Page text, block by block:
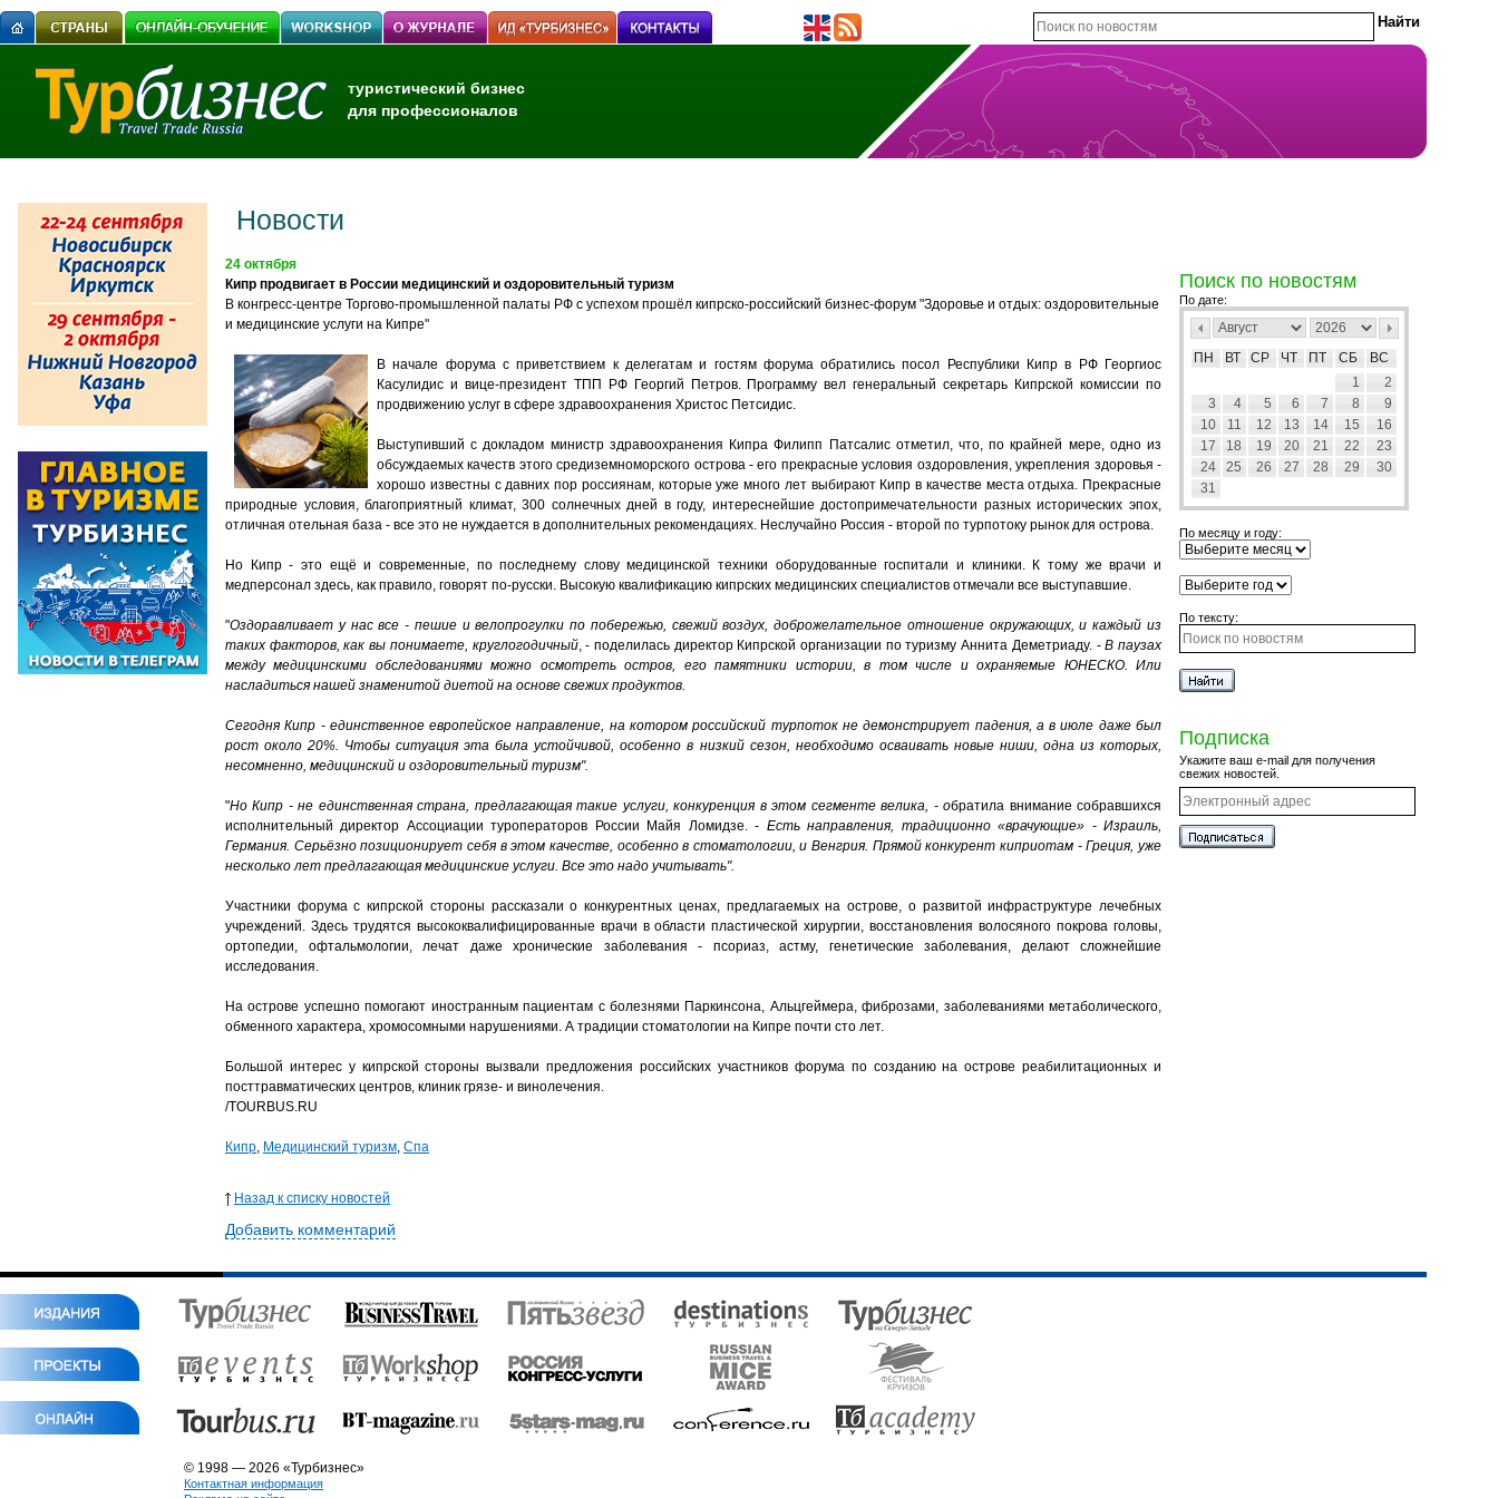
туристический бизнес
для профессионалов
Новости
24 октября
Кипр продвигает в России медицинский и оздоровительный туризм
В конгресс-центре Торгово-промышленной палаты РФ с успехом прошёл кипрско-российский бизнес-форум "Здоровье и отдых: оздоровительные
и медицинские услуги на Кипре"
В начале форума с приветствием к делегатам и гостям форума обратились посол Республики Кипр в РФ Георгиос
Касулидис и вице-президент ТПП РФ Георгий Петров. Программу вел генеральный секретарь Кипрской комиссии по
продвижению услуг в сфере здравоохранения Христос Петсидис.
Выступивший с докладом министр здравоохранения Кипра Филипп Патсалис отметил, что, по крайней мере, одно из
обсуждаемых качеств этого средиземноморского острова - его прекрасные условия оздоровления, укрепления здоровья -
хорошо известны с давних пор россиянам, которые уже много лет выбирают Кипр в качестве места отдыха. Прекрасные
природные условия, благоприятный климат, 300 солнечных дней в году, интереснейшие достопримечательности разных исторических эпох,
отличная отельная база - все это не нуждается в дополнительных рекомендациях. Неслучайно Россия - второй по турпотоку рынок для острова.
Но Кипр - это ещё и современные, по последнему слову медицинской техники оборудованные госпитали и клиники. К тому же врачи и
медперсонал здесь, как правило, говорят по-русски. Высокую квалификацию кипрских медицинских специалистов отмечали все выступавшие.
"Оздоравливает у нас все - пешие и велопрогулки по побережью, свежий воздух, доброжелательное отношение окружающих, и каждый из
таких факторов, как вы понимаете, круглогодичный, - поделилась директор Кипрской организации по туризму Аннита Деметриаду. -В паузах
между медицинскими обследованиями можно осмотреть остров, его памятники истории, в том числе и охраняемые ЮНЕСКО. Или
насладиться нашей знаменитой диетой на основе свежих продуктов.
Сегодня Кипр - единственное европейское направление, на котором российский турпоток не демонстрирует падения, а в июле даже был
рост около 20%. Чтобы ситуация эта была устойчивой, особенно в низкий сезон, необходимо осваивать новые ниши, одна из которых,
несомненно, медицинский и оздоровительный туризм".
"Но Кипр - не единственная страна, предлагающая такие услуги, конкуренция в этом сегменте велика, - обратила внимание собравшихся
исполнительный директор Ассоциации туроператоров России Майя Ломидзе. - Есть направления, традиционно «врачующие» - Израиль,
Германия. Серьёзно позиционирует себя в этом качестве, особенно в стоматологии, и Венгрия. Прямой конкурент киприотам - Греция, уже
несколько лет предлагающая медицинские услуги. Все это надо учитывать".
Участники форума с кипрской стороны рассказали о конкурентных ценах, предлагаемых на острове, о развитой инфраструктуре лечебных
учреждений. Здесь трудятся высококвалифицированные врачи в области пластической хирургии, восстановления волосяного покрова головы,
ортопедии, офтальмологии, лечат даже хронические заболевания - псориаз, астму, генетические заболевания, делают сложнейшие
исследования.
На острове успешно помогают иностранным пациентам с болезнями Паркинсона, Альцгеймера, фиброзами, заболеваниями метаболического,
обменного характера, хромосомными нарушениями. А традиции стоматологии на Кипре почти сто лет.
Большой интерес у кипрской стороны вызвали предложения российских участников форума по созданию на острове реабилитационных и
посттравматических центров, клиник грязе- и винолечения.
/TOURBUS.RU
Кипр, Медицинский туризм, Спа
Назад к списку новостей
Добавить комментарий
Поиск по новостям
По дате:
ПН ВТ СР ЧТ ПТ СБ
ВС
1
2
3
4 5 6 7 8
9
10
11 12 13 14 15
16
17
18 19 20 21 22
23
24
25 26 27 28 29
30
31
По месяцу и году:
По тексту:
Подписка
Укажите ваш e-mail для получения
свежих новостей.
© 1998 — 2026 «Турбизнес»
Контактная информация